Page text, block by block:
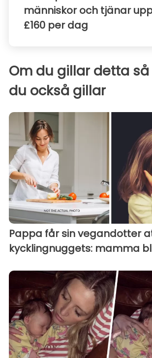
människor och tjänar
£160 per dag
Om du gillar detta
du också gillar
Pappa får sin vegandotter
kycklingnuggets: mamma